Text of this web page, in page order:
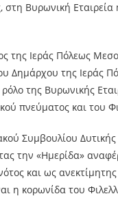
Βυρωνική Εταιρεία
της Ιεράς Πόλεως
Δημάρχου της Ιεράς
της Βυρωνικής
πνεύματος και του
Συμβουλίου
την «Ημερίδα»
και ως
η κορωνίδα του